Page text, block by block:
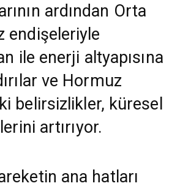
ardından Orta
endişeleriyle
ile enerji altyapısına
ve Hormuz
belirsizlikler, küresel
artırıyor.
ana hatları